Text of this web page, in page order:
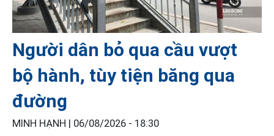
Người dân bỏ qua cầu vượt
bộ hành, tùy tiện băng qua
đường
MINH HẠNH | 06/08/2026 - 18:30